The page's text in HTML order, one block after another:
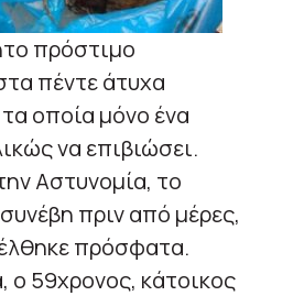
πρόστιμο
πέντε άτυχα
οποία μόνο ένα
να επιβιώσει.
Αστυνομία, το
πριν από μέρες,
πρόσφατα.
ο 59χρονος, κάτοικος